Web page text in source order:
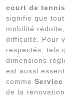
court de
signifie que
mobilité
difficulté. Pour
respectés, tels
dimensions
est aussi
comme Service
de la